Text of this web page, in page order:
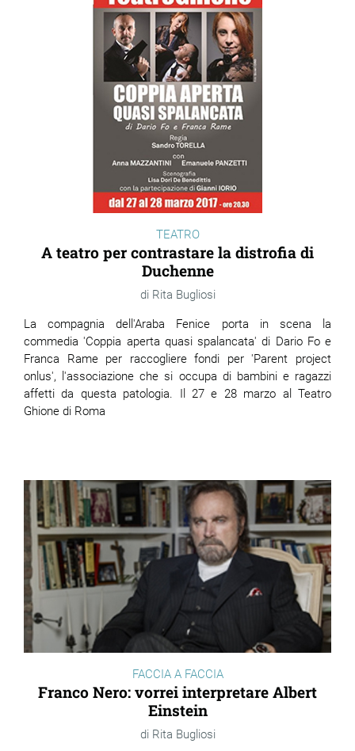
TEATRO
A teatro per contrastare la distrofia di
Duchenne
Rita Bugliosi
La compagnia dell'Araba Fenice porta in scena la
commedia 'Coppia aperta quasi spalancata' di Dario Fo e
Franca Rame per raccogliere fondi per 'Parent project
onlus', l'associazione che si occupa di bambini e ragazzi
affetti da questa patologia. Il 27 e 28 marzo al Teatro
Ghione di Roma
FACCIA A FACCIA
Franco Nero: vorrei interpretare Albert
Einstein
Rita Bugliosi